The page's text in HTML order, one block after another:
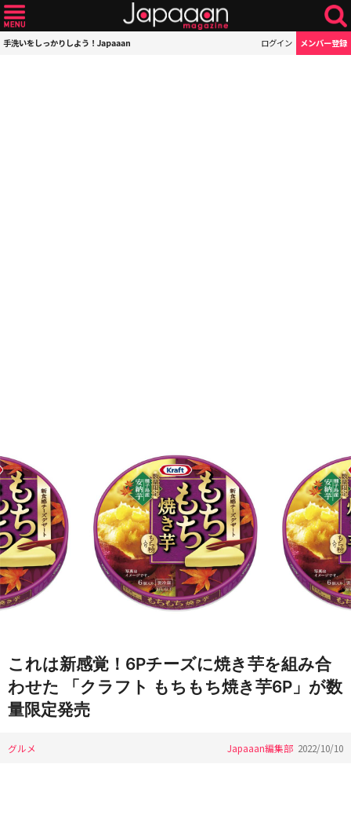
手洗いをしっかりしよう！Japaaan ログイン メンバー登録
これは新感覚！6Pチーズに焼き芋を組み合
わせた 「クラフト もちもち焼き芋6P」が数
量限定発売
グルメ Japaaan編集部 2022/10/10